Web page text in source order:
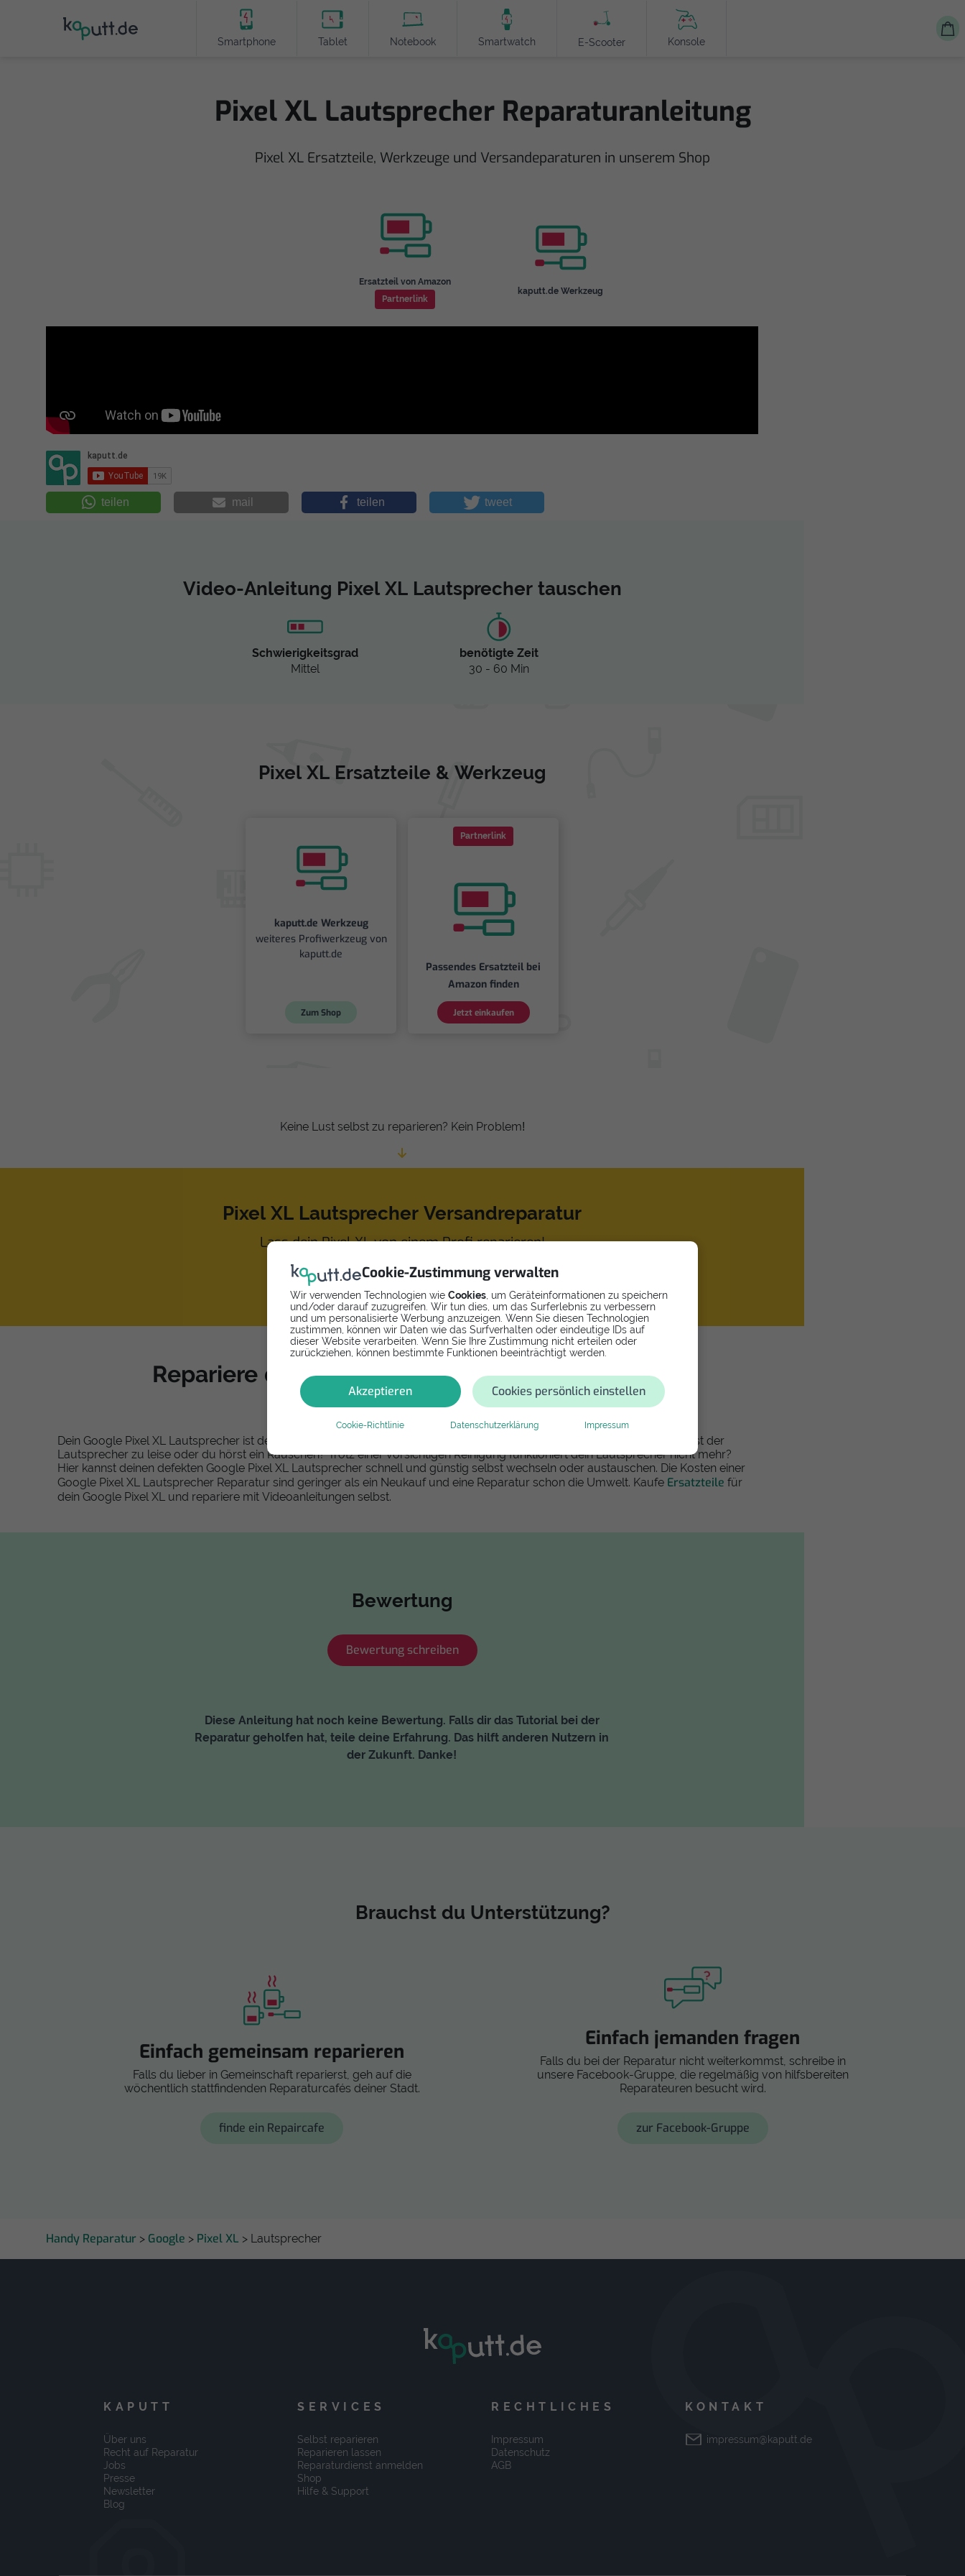
Cookie-Zustimmung verwalten
Wir verwenden Technologien wie Cookies , um Geräteinformationen zu speichern
und/oder darauf zuzugreifen. Wir tun dies, um das Surferlebnis zu verbessern
und um personalisierte Werbung anzuzeigen. Wenn Sie diesen Technologien
zustimmen, können wir Daten wie das Surfverhalten oder eindeutige IDs auf
dieser Website verarbeiten. Wenn Sie Ihre Zustimmung nicht erteilen oder
zurückziehen, können bestimmte Funktionen beeinträchtigt werden.
Akzeptieren Cookies persönlich einstellen
Cookie-Richtlinie Datenschutzerklärung Impressum
Smartphone Tablet Notebook Smartwatch E-Scooter Konsole
Pixel XL Lautsprecher Reparaturanleitung
Pixel XL Ersatzteile, Werkzeuge und Versandeparaturen in unserem Shop
Ersatzteil von Amazon
Partnerlink
kaputt.de Werkzeug
teilen mail teilen tweet
Video-Anleitung Pixel XL Lautsprecher tauschen
Schwierigkeitsgrad
Mittel
benötigte Zeit
30 - 60 Min
Pixel XL Ersatzteile & Werkzeug
kaputt.de Werkzeug
weiteres Profiwerkzeug von
kaputt.de
Zum Shop
Partnerlink
Passendes Ersatzteil bei
Amazon finden
Jetzt einkaufen
Keine Lust selbst zu reparieren? Kein Problem!
Pixel XL Lautsprecher Versandreparatur
Lass dein Pixel XL von einem Profi reparieren!
Repariere dein Google Pixel XL einfach selbst
Dein Google Pixel XL Lautsprecher ist defekt? Du kannst keine Musik mehr hören und die Gesprächsqualität ist schlecht? Ist der
Lautsprecher zu leise oder du hörst ein Rauschen? Trotz einer vorsichtigen Reinigung funktioniert dein Lautsprecher nicht mehr?
Hier kannst deinen defekten Google Pixel XL Lautsprecher schnell und günstig selbst wechseln oder austauschen. Die Kosten einer
Google Pixel XL Lautsprecher Reparatur sind geringer als ein Neukauf und eine Reparatur schon die Umwelt. Kaufe Ersatzteile für
dein Google Pixel XL und repariere mit Videoanleitungen selbst.
Bewertung
Bewertung schreiben
Diese Anleitung hat noch keine Bewertung. Falls dir das Tutorial bei der
Reparatur geholfen hat, teile deine Erfahrung. Das hilft anderen Nutzern in
der Zukunft. Danke!
Brauchst du Unterstützung?
Einfach gemeinsam reparieren
Falls du lieber in Gemeinschaft reparierst, geh auf die
wöchentlich stattfindenden Reparaturcafés deiner Stadt.
finde ein Repaircafe
Einfach jemanden fragen
Falls du bei der Reparatur nicht weiterkommst, schreibe in
unsere Facebook-Gruppe, die regelmäßig von hilfsbereiten
Reparateuren besucht wird.
zur Facebook-Gruppe
Handy Reparatur > Google > Pixel XL > Lautsprecher
KAPUTT
Über uns
Recht auf Reparatur
Jobs
Presse
Newsletter
Blog
SERVICES
Selbst reparieren
Reparieren lassen
Reparaturdienst anmelden
Shop
Hilfe & Support
RECHTLICHES
Impressum
Datenschutz
AGB
KONTAKT
impressum@kaputt.de